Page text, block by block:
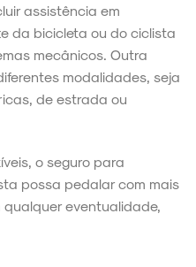
assistência em
da bicicleta ou do ciclista
mecânicos. Outra
modalidades, seja
de estrada ou
o seguro para
possa pedalar com mais
eventualidade,